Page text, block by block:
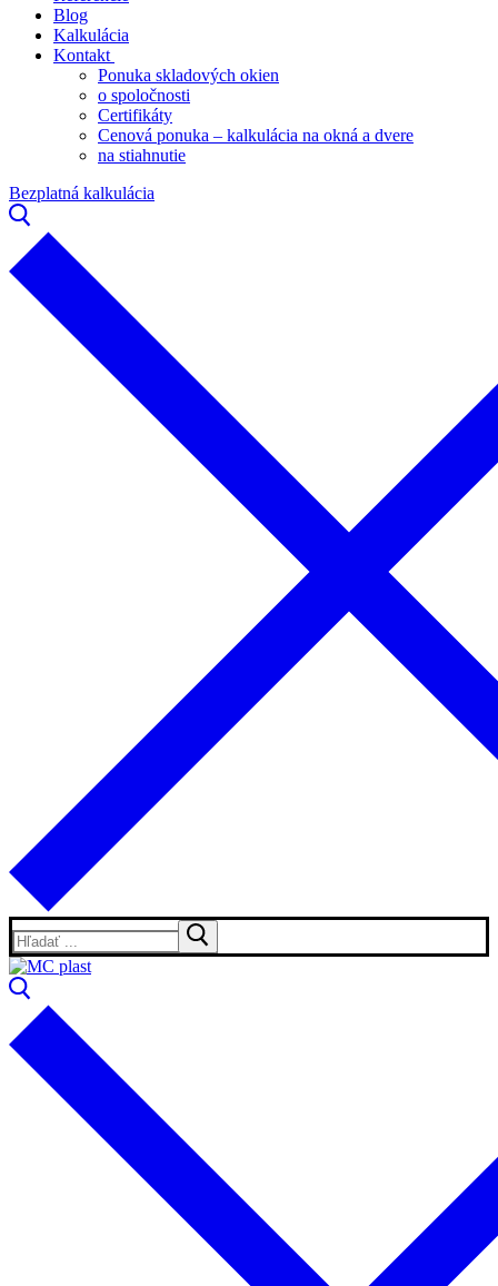
Blog
Kalkulácia
Kontakt
Ponuka skladových okien
o spoločnosti
Certifikáty
Cenová ponuka – kalkulácia na okná a dvere
na stiahnutie
Bezplatná kalkulácia
Hľadať: